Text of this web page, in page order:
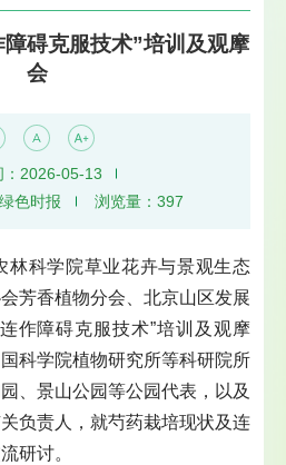
碍克服技术”培训及观摩
会
：2026-05-13
色时报
浏览量： 397
林科学院草业花卉与景观生态
芳香植物分会、北京山区发展
作障碍克服技术”培训及观摩
科学院植物研究所等科研院所
、景山公园等公园代表，以及
负责人，就芍药栽培现状及连
研讨。